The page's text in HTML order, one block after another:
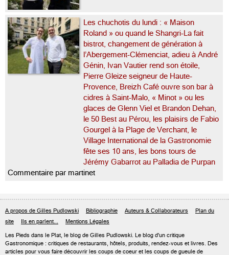
Les chuchotis du lundi : « Maison
Roland » ou quand le Shangri-La fait
bistrot, changement de génération à
l’Abergement-Clémenciat, adieu à André
Génin, Ivan Vautier rend son étoile,
Pierre Gleize seigneur de Haute-
Provence, Breizh Café ouvre son bar à
cidres à Saint-Malo, « Minot » ou les
glaces de Glenn Viel et Brandon Dehan,
le 50 Best au Pérou, les plaisirs de Fabio
Gourgel à la Plage de Verchant, le
Village International de la Gastronomie
fête ses 10 ans, les bons tours de
Jérémy Gabarrot au Palladia de Purpan
Commentaire par martinet
A propos de Gilles Pudlowski Bibliographie Auteurs & Collaborateurs
Plan du
site
Ils en parlent... Mentions Légales
Les Pieds dans le Plat, le blog de Gilles Pudlowski. Le blog d'un critique
Gastronomique : critiques de restaurants, hôtels, produits, rendez-vous et livres. Des
articles pour vous faire découvrir les coups de coeur et les coups de gueule de